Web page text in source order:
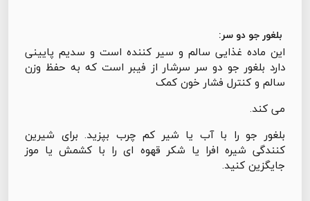
بلغور جو دو سر:
این ماده غذایی سالم و سیر کننده است و سدیم پایینی
دارد بلغور جو دو سر سرشار از فیبر است که به حفظ وزن
سالم و کنترل فشار خون کمک
می کند.
بلغور جو را با آب یا شیر کم چرب بپزید. برای شیرین
کنندگی شیره افرا یا شکر قهوه ای را با کشمش یا موز
جایگزین کنید.